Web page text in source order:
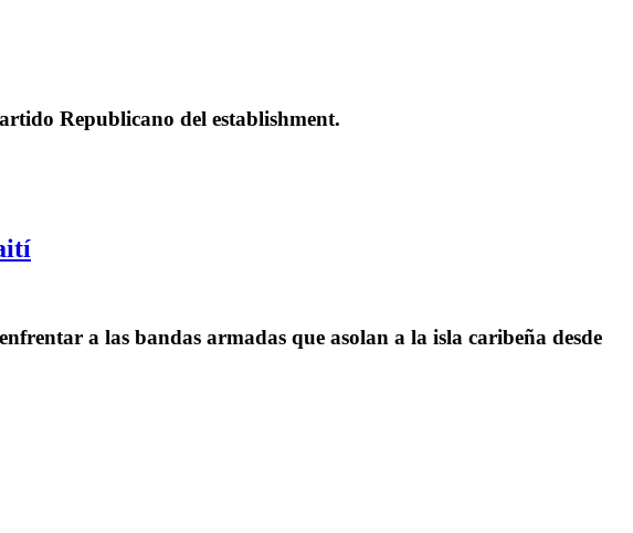
Republicano del establishment.
a las bandas armadas que asolan a la isla caribeña desde